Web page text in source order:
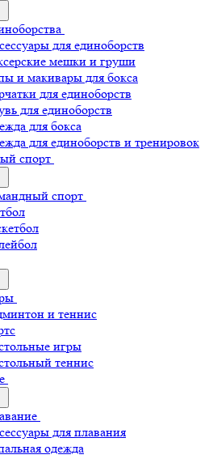
для единоборств
мешки и груши
и макивары для бокса
для единоборств
для единоборств
для бокса
для единоборств и тренировок
спорт
спорт
и теннис
игры
теннис
для плавания
одежда